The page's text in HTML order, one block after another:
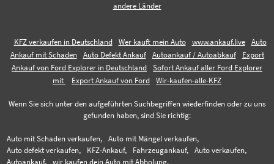
andere Länder
KFZ verkaufen in Deutschland Wer kauft mein Auto www.ankauf.live
Auto
Ankauf mit Schaden
Auto Defekt Ankauf Autoankauf / Autoabkauf
Export
Ankauf von Ford Explorer in Deutschland
Sofort Ankauf aller Ford Explorer
mit
Export Ankauf von Ford Wir-kaufen-alle-KFZ
Wenn Sie sich unter den aufgeführten Suchbegriffen wiederfinden oder zu uns
gefunden haben, sind Sie richtig:
Auto mit Schaden verkaufen,
Auto mit Mängel verkaufen,
Auto defekt verkaufen,
KFZ-Ankauf, Fahrzeugankauf,
Auto verkaufen,
Autoankauf,
wir kaufen dein Auto mit Abholung,